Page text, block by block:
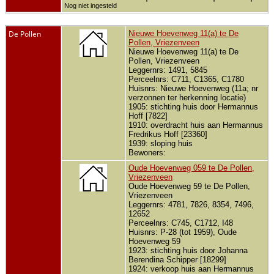
Nog niet ingesteld
De Pollen
Nieuwe Hoevenweg 11(a) te De
Pollen, Vriezenveen
Nieuwe Hoevenweg 11(a) te De
Pollen, Vriezenveen
Leggernrs: 1491, 5845
Perceelnrs: C711, C1365, C1780
Huisnrs: Nieuwe Hoevenweg (11a; nr
verzonnen ter herkenning locatie)
1905: stichting huis door Hermannus
Hoff [7822]
1910: overdracht huis aan Hermannus
Fredrikus Hoff [23360]
1939: sloping huis
Bewoners:
Oude Hoevenweg 059 te De Pollen,
Vriezenveen
Oude Hoevenweg 59 te De Pollen,
Vriezenveen
Leggernrs: 4781, 7826, 8354, 7496,
12652
Perceelnrs: C745, C1712, I48
Huisnrs: P-28 (tot 1959), Oude
Hoevenweg 59
1923: stichting huis door Johanna
Berendina Schipper [18299]
1924: verkoop huis aan Hermannus